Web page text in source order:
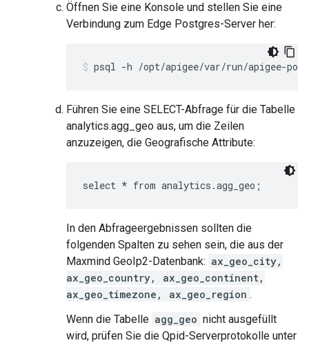
Öffnen Sie eine Konsole und stellen Sie eine
Verbindung zum Edge Postgres-Server her:
psql -h /opt/apigee/var/run/apigee-
Führen Sie eine SELECT-Abfrage für die Tabelle
analytics.agg_geo aus, um die Zeilen
anzuzeigen, die Geografische Attribute:
select * from analytics.agg_geo;
In den Abfrageergebnissen sollten die
folgenden Spalten zu sehen sein, die aus der
Maxmind GeoIp2-Datenbank: ax_geo_city,
ax_geo_country, ax_geo_continent,
ax_geo_timezone, ax_geo_region .
Wenn die Tabelle agg_geo nicht ausgefüllt
wird, prüfen Sie die Qpid-Serverprotokolle unter